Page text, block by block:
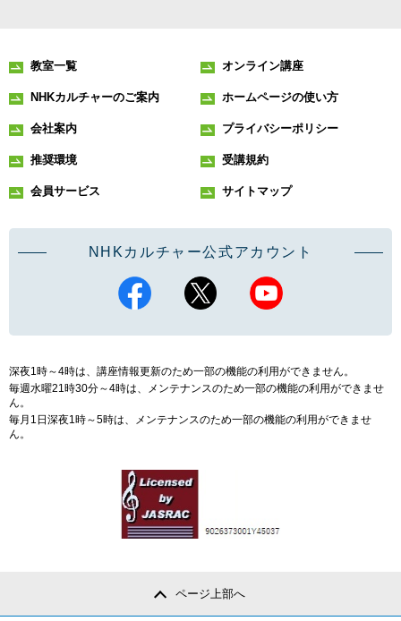
教室一覧 オンライン講座
NHKカルチャーのご案内 ホームページの使い方
会社案内 プライバシーポリシー
推奨環境 受講規約
会員サービス サイトマップ
NHKカルチャー公式アカウント
深夜1時～4時は、講座情報更新のため一部の機能の利用ができません。
毎週水曜21時30分～4時は、メンテナンスのため一部の機能の利用ができませ
ん。
毎月1日深夜1時～5時は、メンテナンスのため一部の機能の利用ができませ
ん。
ページ上部へ